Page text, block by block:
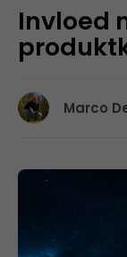
Invloed
Marco